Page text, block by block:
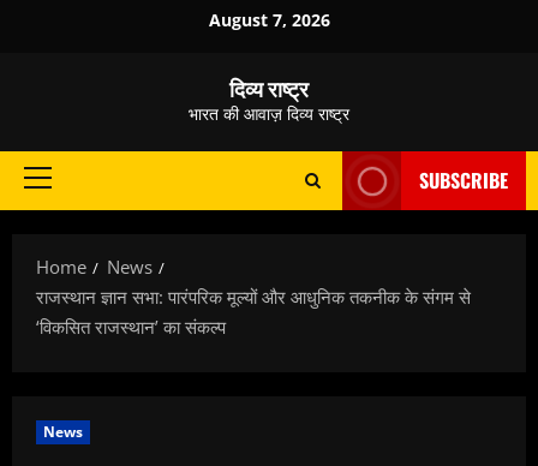
August 7, 2026
दिव्य राष्ट्र
भारत की आवाज़ दिव्य राष्ट्र
Primary
SUBSCRIBE
Home
News
राजस्थान ज्ञान सभा: पारंपरिक मूल्यों और आधुनिक तकनीक के संगम से
‘विकसित राजस्थान’ का संकल्प
News